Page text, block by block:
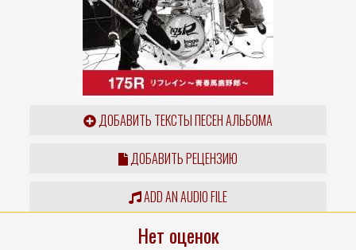
ДОБАВИТЬ ТЕКСТЫ ПЕСЕН АЛЬБОМА
ДОБАВИТЬ РЕЦЕНЗИЮ
ADD AN AUDIO FILE
Нет оценок